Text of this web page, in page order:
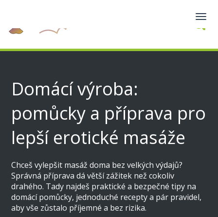
Domácí výroba:
pomůcky a příprava pro
lepší erotické masáže
Chceš vylepšit masáž doma bez velkých výdajů?
Správná příprava dá větší zážitek než cokoliv
drahého. Tady najdeš praktické a bezpečné tipy na
domácí pomůcky, jednoduché recepty a pár pravidel,
aby vše zůstalo příjemné a bez rizika.